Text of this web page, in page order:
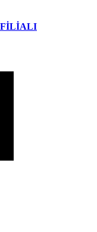
FİLİALI